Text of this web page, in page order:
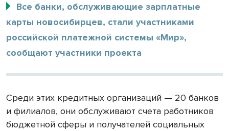
Все банки, обслуживающие зарплатные
карты новосибирцев, стали участниками
российской платежной системы «Мир»,
сообщают участники проекта
Среди этих кредитных организаций — 20 банков
и филиалов, они обслуживают счета работников
бюджетной сферы и получателей социальных